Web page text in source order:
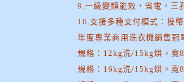
9.一級變頻能效，省電，三
10.支援多種支付模式：投
年度專業商用洗衣機銷售冠
規格：12kg洗/15kg烘。寬
規格：16kg洗/15kg烘。寬